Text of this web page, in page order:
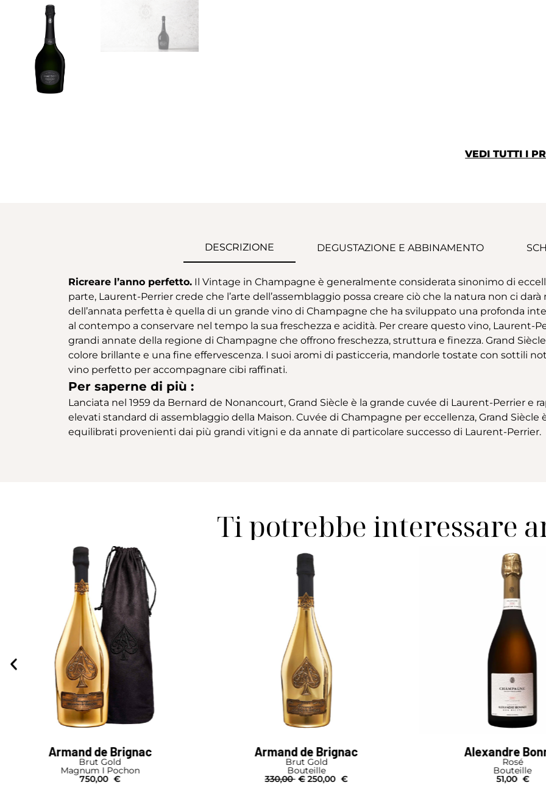
VEDI TUTTI I
DESCRIZIONE DEGUSTAZIONE E ABBINAMENTO
Ricreare l’anno perfetto. Il Vintage in Champagne è generalmente considerata sinonimo di
parte, Laurent-Perrier crede che l’arte dell’assemblaggio possa creare ciò che la natura non ci darà
dell’annata perfetta è quella di un grande vino di Champagne che ha sviluppato una profonda
al contempo a conservare nel tempo la sua freschezza e acidità. Per creare questo vino, Laurent-
grandi annate della regione di Champagne che offrono freschezza, struttura e finezza. Grand
colore brillante e una fine effervescenza. I suoi aromi di pasticceria, mandorle tostate con sottili
vino perfetto per accompagnare cibi raffinati.
Per saperne di più :
Lanciata nel 1959 da Bernard de Nonancourt, Grand Siècle è la grande cuvée di Laurent-Perrier e
elevati standard di assemblaggio della Maison. Cuvée di Champagne per eccellenza, Grand
equilibrati provenienti dai più grandi vitigni e da annate di particolare successo di Laurent-Perrier.
Ti potrebbe interessare
Armand de Brignac
Brut Gold
Bouteille
330,00 € 250,00
Alexandre Bonnet
Rosé
Bouteille
51,00 €
Carte d'Or
Primat
5.450,00